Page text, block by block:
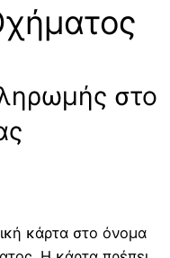
στο
κάρτα στο όνομα